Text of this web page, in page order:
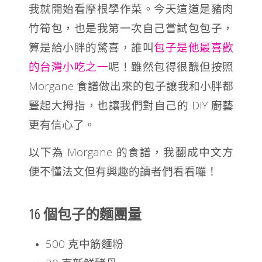
我就開始看摩根學作菜。今天這道是豬肉
竹筍包，也是我第一次自己嘗試包包子，
算是給小胖的驚喜，誰叫包子是他最喜歡
的台灣小吃之一呢！雖然包得很醜但按照
Morgane 食譜做出來的包子讓我和小胖都
豎起大拇指，也讓我們對自己的 DIY 廚藝
更有信心了。
以下為 Morgane 的食譜，我翻成中文方
便不懂法文但有興趣的讀者們看看囉！
16 個包子的麵團量
500 克中筋麵粉